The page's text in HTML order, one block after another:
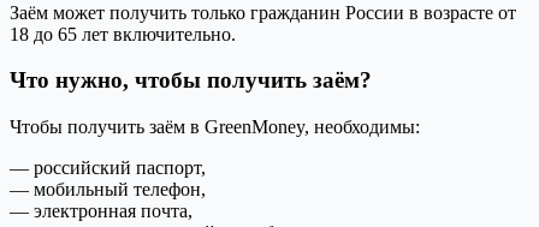
Заём может получить только гражданин России в возрасте от
18 до 65 лет включительно.
Что нужно, чтобы получить заём?
Чтобы получить заём в GreenMoney, необходимы:
— российский паспорт,
— мобильный телефон,
— электронная почта,